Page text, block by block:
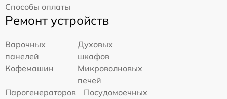
Способы оплаты
Ремонт устройств
Варочных
панелей
Духовых
шкафов
Кофемашин
Микроволновых
печей
Парогенераторов
Посудомоечных